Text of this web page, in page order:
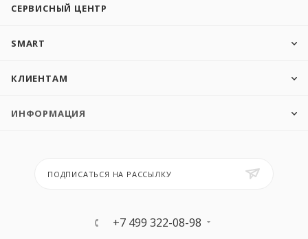
СЕРВИСНЫЙ ЦЕНТР
SMART
КЛИЕНТАМ
ИНФОРМАЦИЯ
ПОДПИСАТЬСЯ НА РАССЫЛКУ
+7 499 322-08-98